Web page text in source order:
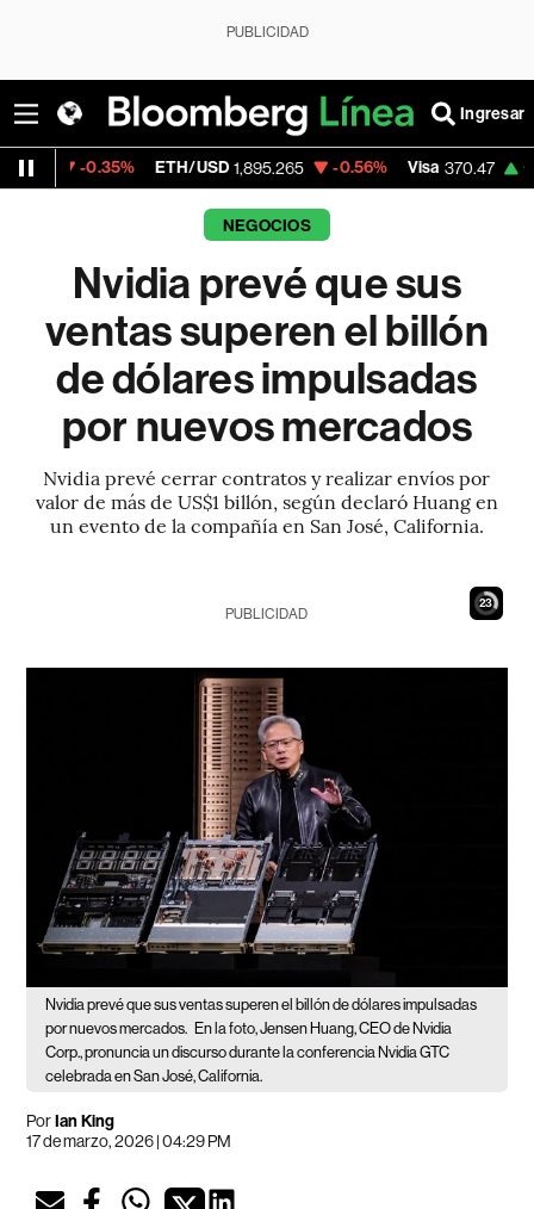
PUBLICIDAD
Ingresar
ETH/USD 1,895.265 -0.56% Visa 370.47 +0.52%
NEGOCIOS
Nvidia prevé que sus
ventas superen el billón
de dólares impulsadas
por nuevos mercados
Nvidia prevé cerrar contratos y realizar envíos por
valor de más de US$1 billón, según declaró Huang en
un evento de la compañía en San José, California.
22
PUBLICIDAD
Nvidia prevé que sus ventas superen el billón de dólares impulsadas
por nuevos mercados. En la foto, Jensen Huang, CEO de Nvidia
Corp., pronuncia un discurso durante la conferencia Nvidia GTC
celebrada en San José, California.
PorIan King
17 de marzo, 2026 | 04:29 PM